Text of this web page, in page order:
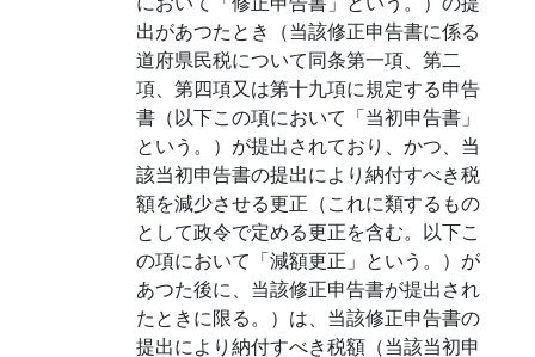
出があつたとき（当該修正申告書に係る
道府県民税について同条第一項、第二
項、第四項又は第十九項に規定する申告
書（以下この項において「当初申告書」
という。）が提出されており、かつ、当
該当初申告書の提出により納付すべき税
額を減少させる更正（これに類するもの
として政令で定める更正を含む。以下こ
の項において「減額更正」という。）が
あつた後に、当該修正申告書が提出され
たときに限る。）は、当該修正申告書の
提出により納付すべき税額（当該当初申